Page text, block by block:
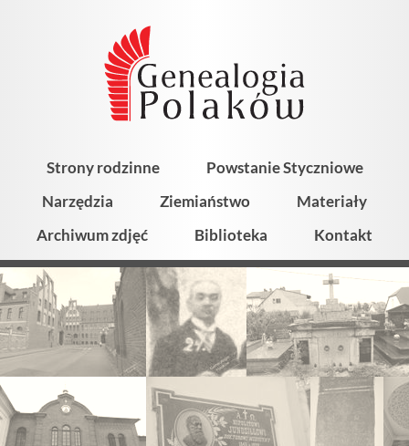
Strony rodzinne
Powstanie Styczniowe
Narzędzia
Ziemiaństwo
Materiały
Archiwum zdjęć
Biblioteka Kontakt